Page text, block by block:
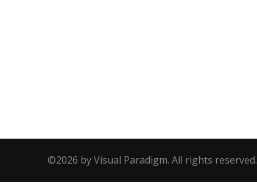
©2026 by Visual Paradigm. All rights reserved.